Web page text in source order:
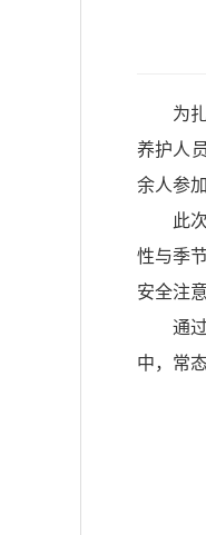
为
养护人
余人参加
此
性与季
安全注
通
中，常